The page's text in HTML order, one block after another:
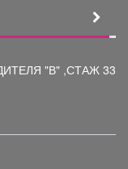
"В" ,СТАЖ 33